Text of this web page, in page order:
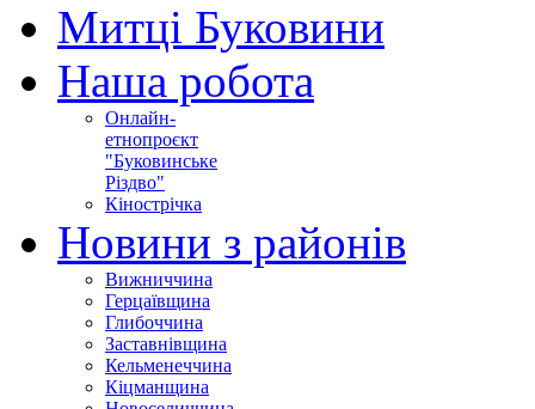
Митці Буковини
Наша робота
Онлайн-
етнопроєкт
"Буковинське
Різдво"
Кінострічка
Новини з районів
Вижниччина
Герцаївщина
Глибоччина
Заставнівщина
Кельменеччина
Кіцманщина